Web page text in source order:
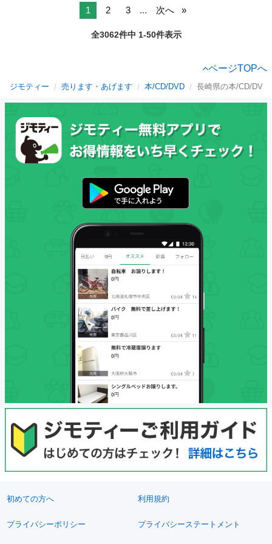
1 2 3 ... 次へ
全3062件中 1-50件表示
ページTOPへ
ジモティー 売ります・あげます 本/CD/DVD 長崎県の本/CD/DVD
初めての方へ 利用規約
プライバシーポリシー プライバシーステートメント